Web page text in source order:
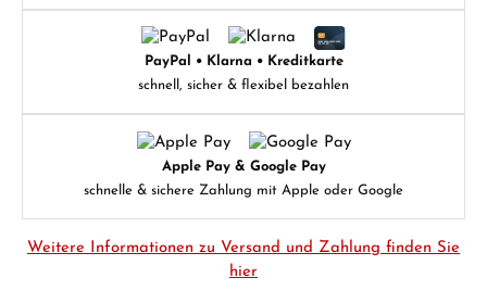
PayPal • Klarna • Kreditkarte
schnell, sicher & flexibel bezahlen
Apple Pay & Google Pay
schnelle & sichere Zahlung mit Apple oder Google
Weitere Informationen zu Versand und Zahlung finden Sie
hier